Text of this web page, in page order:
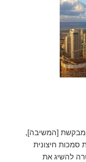
[המשיבה],
חיצונית
להשיג את